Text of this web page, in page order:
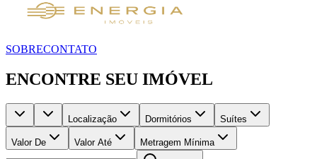
SOBRECONTATO
ENCONTRE SEU IMÓVEL
Localização Dormitórios Suítes
Valor De Valor Até Metragem Mínima